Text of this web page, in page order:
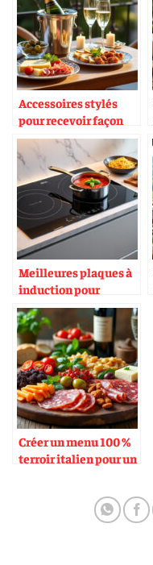
Accessoires stylés
pour recevoir façon
aperitivo chic
Meilleures plaques à
induction pour
cuisson italienne
Créer un menu 100 %
terroir italien pour un